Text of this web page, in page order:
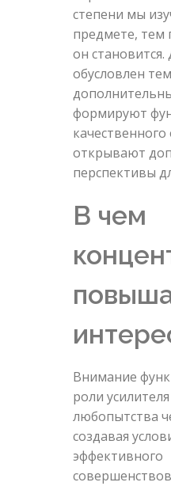
степени мы
предмете, тем
он
обусловлен
формируют
открывают
перспективы
В чем
Внимание
роли
любопытства
создавая
эффективного